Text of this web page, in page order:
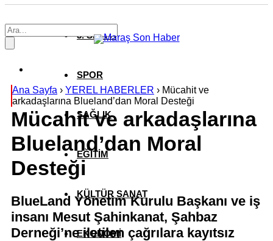
3. SAYFA
SPOR
SAĞLIK
EĞİTİM
KÜLTÜR SANAT
EKONOMİ
Ana Sayfa › YEREL HABERLER › Mücahit ve
arkadaşlarına Blueland’dan Moral Desteği
Mücahit ve arkadaşlarına
Blueland’dan Moral
Desteği
BlueLand Yönetim Kurulu Başkanı ve iş
insanı Mesut Şahinkanat, Şahbaz
Derneği’ne iletilen çağrılara kayıtsız